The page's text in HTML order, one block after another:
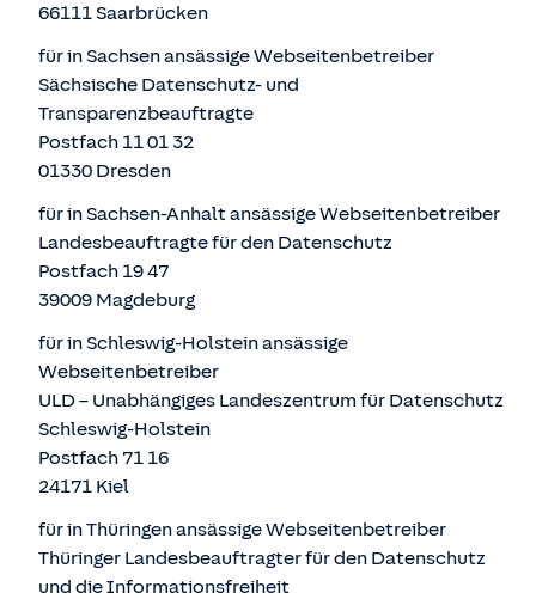
66111 Saarbrücken
für in Sachsen ansässige Webseitenbetreiber
Sächsische Datenschutz- und
Transparenzbeauftragte
Postfach 11 01 32
01330 Dresden
für in Sachsen-Anhalt ansässige Webseitenbetreiber
Landesbeauftragte für den Datenschutz
Postfach 19 47
39009 Magdeburg
für in Schleswig-Holstein ansässige
Webseitenbetreiber
ULD – Unabhängiges Landeszentrum für Datenschutz
Schleswig-Holstein
Postfach 71 16
24171 Kiel
für in Thüringen ansässige Webseitenbetreiber
Thüringer Landesbeauftragter für den Datenschutz
und die Informationsfreiheit